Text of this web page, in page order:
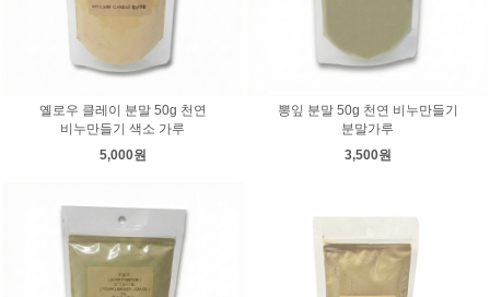
옐로우 클레이 분말 50g 천연
비누만들기 색소 가루
5,000원
뽕잎 분말 50g 천연 비누만들기
분말가루
3,500원